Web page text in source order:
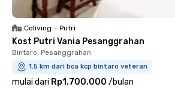
Coliving • Putri
Kost Putri Vania Pesanggrahan
Bintaro, Pesanggrahan
1.5 km dari bca kcp bintaro veteran
mulai dari Rp1.700.000 /bulan